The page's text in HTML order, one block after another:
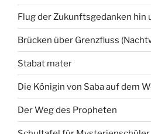
Flug der Zukunftsgedanken hin
Brücken über Grenzfluss
Stabat mater
Die Königin von Saba auf dem
Der Weg des Propheten